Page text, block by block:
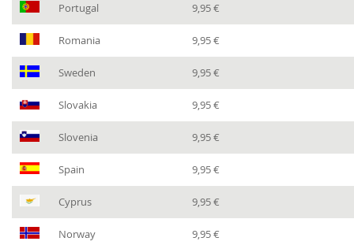
Portugal 9,95 €
Romania 9,95 €
Sweden 9,95 €
Slovakia 9,95 €
Slovenia 9,95 €
Spain 9,95 €
Cyprus 9,95 €
Norway 9,95 €